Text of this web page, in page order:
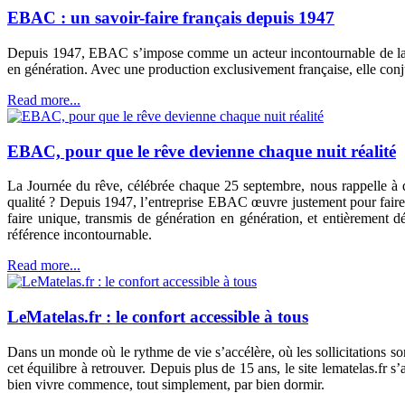
EBAC : un savoir-faire français depuis 1947
Depuis 1947, EBAC s’impose comme un acteur incontournable de
en génération. Avec une production exclusivement française, elle
Read more...
EBAC, pour que le rêve devienne chaque nuit réalité
La Journée du rêve, célébrée chaque 25 septembre, nous
qualité ? Depuis 1947, l’entreprise EBAC œuvre justement pour
faire unique, transmis de génération en génération, et entièrement
référence incontournable.
Read more...
LeMatelas.fr : le confort accessible à tous
Dans un monde où le rythme de vie s’accélère, où les sollicitations
cet équilibre à retrouver. Depuis plus de 15 ans, le site lematelas.fr
bien vivre commence, tout simplement, par bien dormir.